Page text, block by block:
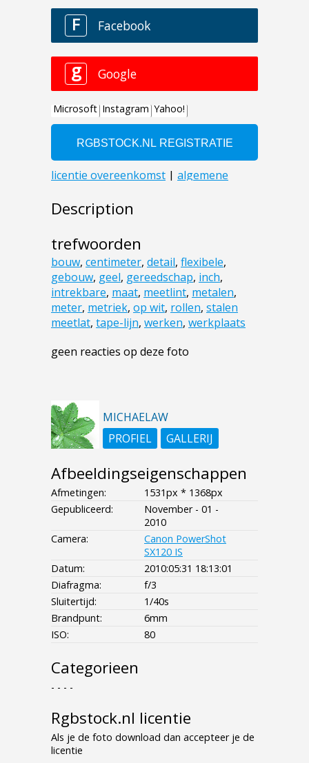
Description
trefwoorden
bouw, centimeter, detail, flexibele,
gebouw, geel, gereedschap, inch,
intrekbare, maat, meetlint, metalen,
meter, metriek, op wit, rollen, stalen
meetlat, tape-lijn, werken, werkplaats
geen reacties op deze foto
MICHAELAW
PROFIEL
GALLERIJ
Afbeeldingseigenschappen
Afmetingen:
1531px * 1368px
Gepubliceerd:
November - 01 -
2010
Camera:
Canon PowerShot
SX120 IS
Datum:
2010:05:31 18:13:01
Diafragma:
f/3
Sluitertijd:
1/40s
Brandpunt:
6mm
ISO:
80
Categorieen
- - - -
Rgbstock.nl licentie
Als je de foto download dan accepteer je de
licentie